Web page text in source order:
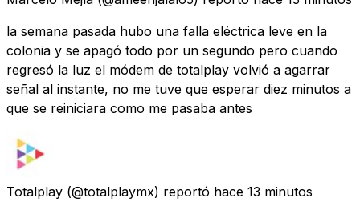
la semana pasada hubo una falla eléctrica leve en la
colonia y se apagó todo por un segundo pero cuando
regresó la luz el módem de totalplay volvió a agarrar
señal al instante, no me tuve que esperar diez minutos a
que se reiniciara como me pasaba antes
Totalplay (@totalplaymx) reportó hace 13 minutos